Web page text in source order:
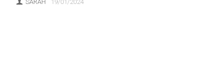
SARAH 19/01/2024